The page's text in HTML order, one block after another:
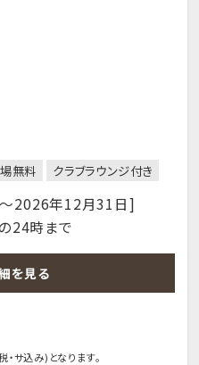
無料 クラブラウンジ付き
2026年12月31日]
24時まで
を見る
サ込み)となります。